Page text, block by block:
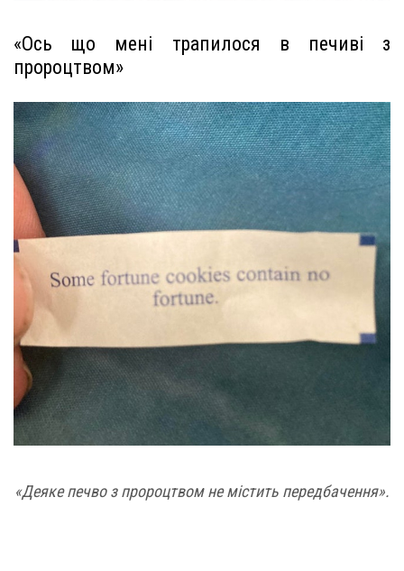
«Ось що мені трапилося в печиві з
пророцтвом»
«Деяке печво з пророцтвом не містить передбачення».